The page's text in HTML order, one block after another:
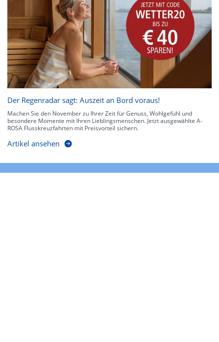
Der Regenradar sagt: Auszeit an Bord voraus!
Machen Sie den November zu Ihrer Zeit für Genuss, Wohlgefühl und
besondere Momente mit Ihren Lieblingsmenschen. Jetzt ausgewählte A-
ROSA Flusskreuzfahrten mit Preisvorteil sichern.
Artikel ansehen